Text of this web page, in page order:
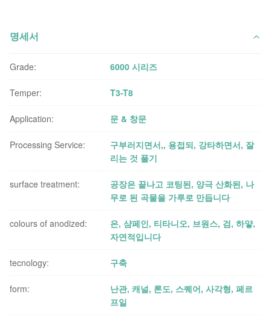
명세서
Grade: 6000 시리즈
Temper: T3-T8
Application: 문 & 창문
Processing Service:
구부러지면서,, 용접되, 강타하면서, 잘
리는 것 풀기
surface treatment:
공장은 끝나고 코팅된, 양극 산화된, 나
무로 된 곡물을 가루로 만듭니다
colours of anodized:
은, 샴페인, 티타니오, 브원스, 검, 하얗,
자연적입니다
tecnology: 구축
form:
난관, 캐널, 론도, 스퀘어, 사각형, 페르
프일